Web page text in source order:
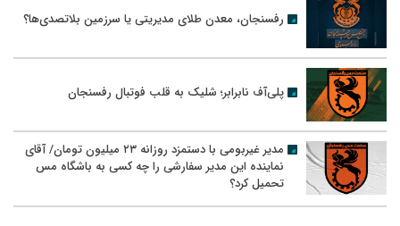
رفسنجان، معدن طلای مدیریتی یا سرزمین بلاتصدی‌ها؟
پلی‌آف نابرابر؛ شلیک به قلب فوتبال رفسنجان
مدیر غیربومی با دستمزد روزانه ۲۳ میلیون تومان/ آقای
نماینده این مدیر سفارشی را چه کسی به باشگاه مس
تحمیل کرد؟